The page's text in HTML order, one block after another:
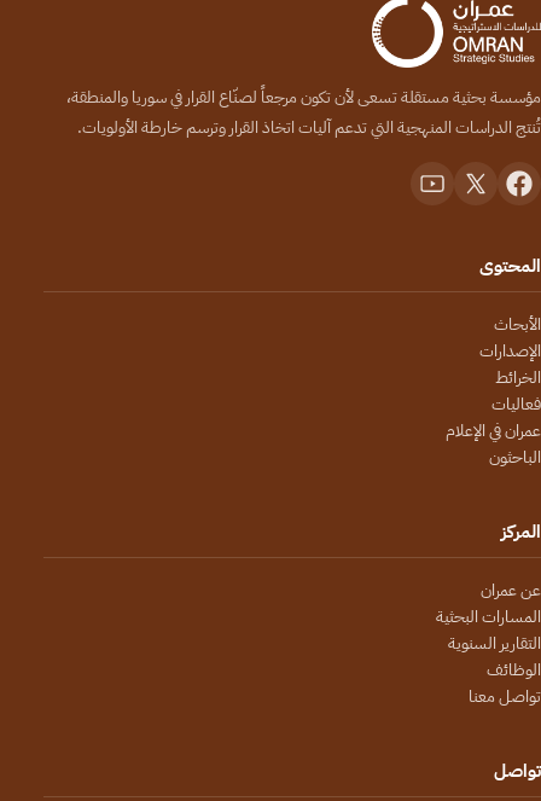
مؤسسة بحثية مستقلة تسعى لأن تكون مرجعاً لصنّاع القرار في سوريا والمنطقة،
تُنتج الدراسات المنهجية التي تدعم آليات اتخاذ القرار وترسم خارطة الأولويات.
المحتوى
الأبحاث
الإصدارات
الخرائط
فعاليات
عمران في الإعلام
الباحثون
المركز
عن عمران
المسارات البحثية
التقارير السنوية
الوظائف
تواصل معنا
تواصل